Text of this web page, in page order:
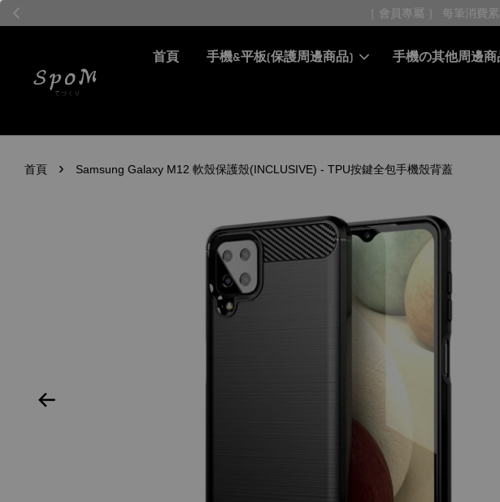
［ 會員專屬 ］ 每筆消費
首頁 手機&平板(保護周邊商品) 手機の其他周邊商
首頁 › Samsung Galaxy M12 軟殼保護殼(INCLUSIVE) - TPU按鍵全包手機殼背蓋